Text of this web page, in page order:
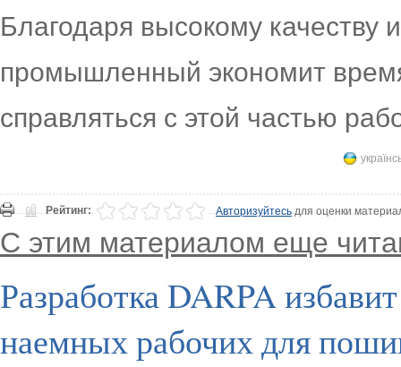
Благодаря высокому качеству
промышленный экономит
справляться с этой частью
Рейтинг: Авторизуйтесьдля оценки
С этим материалом еще
Разработка DARPA
наемных рабочих для